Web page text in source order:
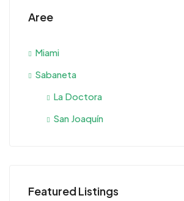
Aree
Miami
Sabaneta
La Doctora
San Joaquín
Featured Listings